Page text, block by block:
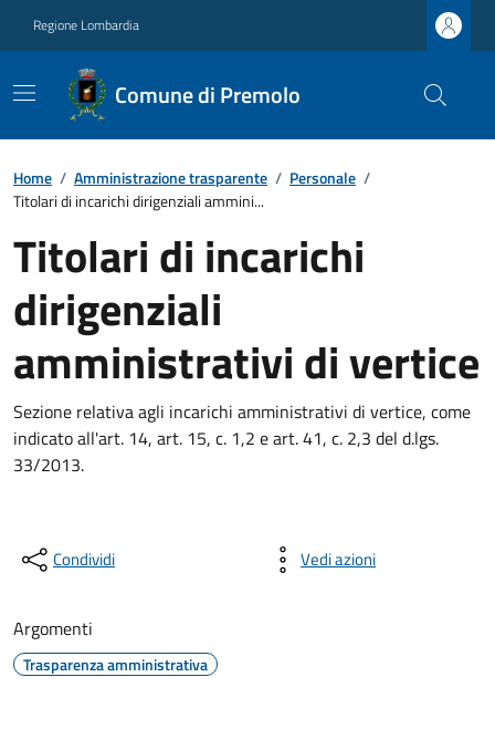
Regione Lombardia
Comune di Premolo
Home / Amministrazione trasparente / Personale /
Titolari di incarichi dirigenziali ammini...
Titolari di incarichi
dirigenziali
amministrativi di vertice
Sezione relativa agli incarichi amministrativi di vertice, come
indicato all'art. 14, art. 15, c. 1,2 e art. 41, c. 2,3 del d.lgs.
33/2013.
Condividi Vedi azioni
Argomenti
Trasparenza amministrativa